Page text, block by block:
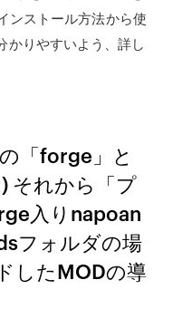
ンストール方法から使
かりやすいよう、詳し
「forge」と
それから「プ
入りnapoan
フォルダの場
したMODの導